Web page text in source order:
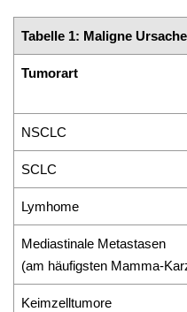
Tabelle 1: Maligne
Tumorart
NSCLC
SCLC
Lymhome
Mediastinale Metastasen
(am häufigsten Mamma-
Keimzelltumore